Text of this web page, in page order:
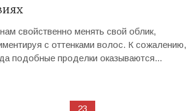
свойственно менять свой облик,
с оттенками волос. К сожалению,
подобные проделки оказываются...
23